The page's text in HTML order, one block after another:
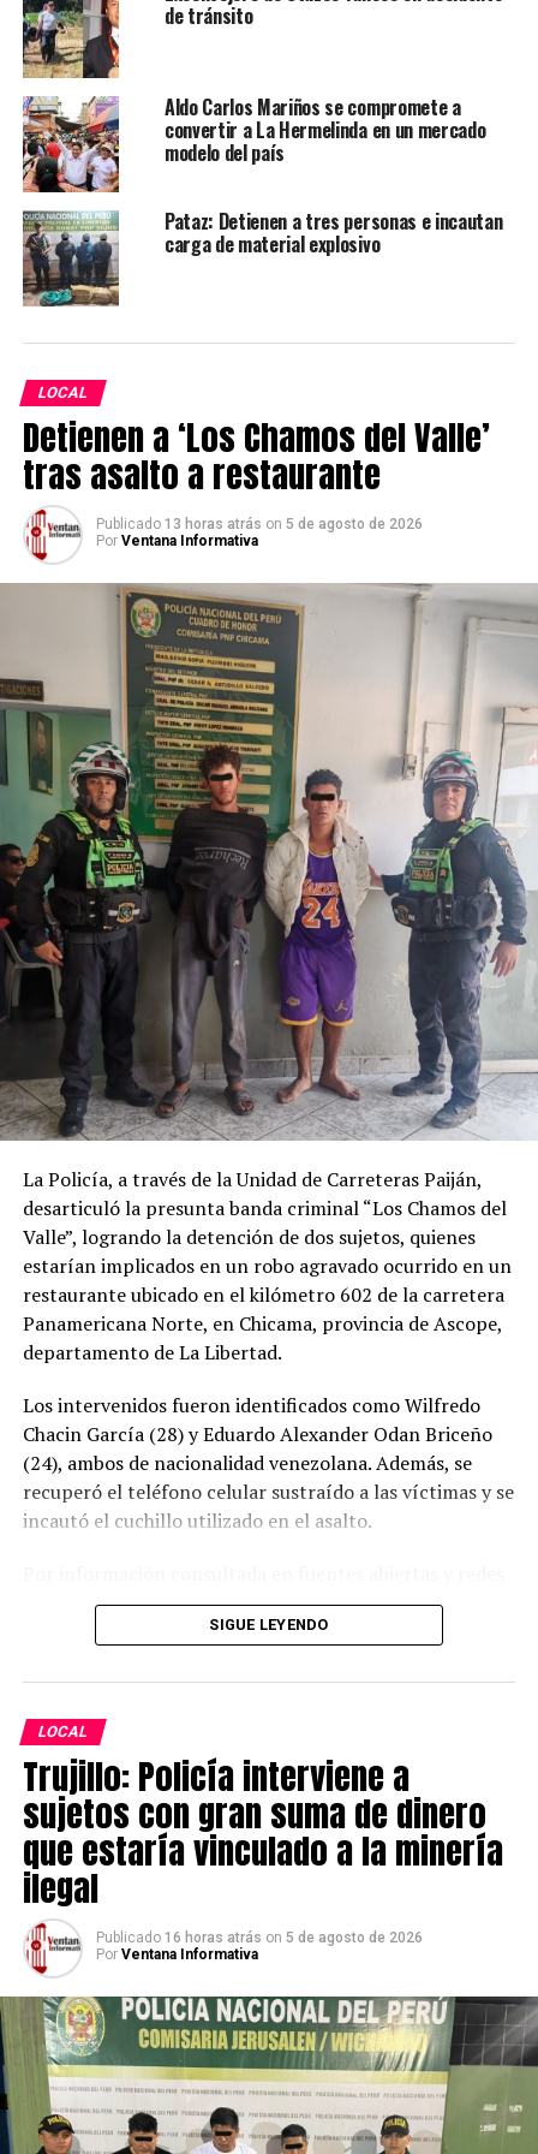
<
TEMAS RELACIONADOS: AMBULANCIA
JULCÁN
LA LIBERTAD
SALUD
SIGUIENTE POST
Sicarios asesinan a sujeto conocido como ‘Panetón’ en
ANTERIOR POST
Instituciones realizan acción conjunta en exfundo
Larrea para promover la continuidad de obras en río
Moche
de tránsito
Aldo Carlos Mariños se compromete a
convertir a La Hermelinda en un mercado
modelo del país
Pataz: Detienen a tres personas e incautan
carga de material explosivo
LOCAL
Detienen a ‘Los Chamos del Valle’
tras asalto a restaurante
Publicado 13 horas atrás on 5 de agosto de 2026
Por Ventana Informativa
La Policía, a través de la Unidad de Carreteras Paiján,
desarticuló la presunta banda criminal “Los Chamos del
Valle”, logrando la detención de dos sujetos, quienes
estarían implicados en un robo agravado ocurrido en un
restaurante ubicado en el kilómetro 602 de la carretera
Panamericana Norte, en Chicama, provincia de Ascope,
departamento de La Libertad.
Los intervenidos fueron identificados como Wilfredo
Chacin García (28) y Eduardo Alexander Odan Briceño
(24), ambos de nacionalidad venezolana. Además, se
recuperó el teléfono celular sustraído a las víctimas y se
incautó el cuchillo utilizado en el asalto.
sociales, al parecer, se ha podido identificar que Chacin
García aparecería vinculado anteriormente en
información será objeto de verificación oficial y
profunda investigación.
Los intervenidos fueron trasladados a la Comisaría de
Chicama y puestos a disposición de la Fiscalía Provincial
Penal Corporativa de Ascope, para continuar todas las
diligencias y esclarecer su situación migratoria.
SIGUE LEYENDO
LOCAL
Trujillo: Policía interviene a
sujetos con gran suma de dinero
que estaría vinculado a la minería
ilegal
Publicado 16 horas atrás on 5 de agosto de 2026
Por Ventana Informativa